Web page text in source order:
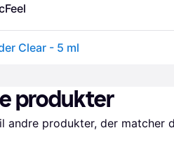
Clear - 5 ml
produkter
andre produkter, der matcher